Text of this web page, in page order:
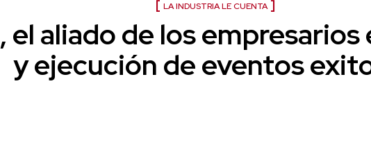
LA INDUSTRIA LE CUENTA
el aliado de los empresarios
y ejecución de eventos